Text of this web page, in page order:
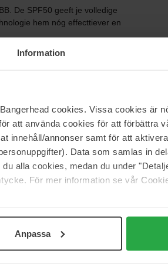
Information
cookies. Vissa cookies är
att använda cookies för att förbättra
innehåll/annonser samt för att
Data som samlas in
alla cookies, medan du under
För mer information se vår
Anpassa
De SPF50 geeft je volledige
hem nóg effecttiever en
in beweging is. Hydrateert,
tegelijkertijd droog en
zweertgeurtjes
in de sport- of
of - op zichzelf - als een
en Dark.